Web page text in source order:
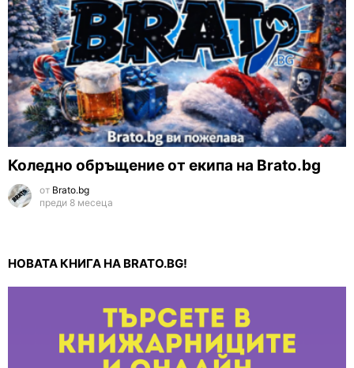
Коледно обръщение от екипа на Brato.bg
от Brato.bg
преди 8 месеца
НОВАТА КНИГА НА BRATO.BG!